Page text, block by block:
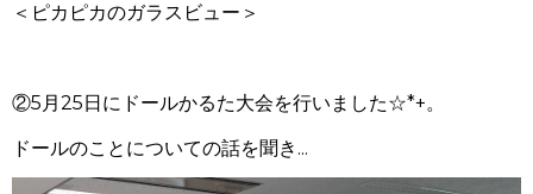
＜ピカピカのガラスビュー＞
②5月25日にドールかるた大会を行いました☆*+。
ドールのことについての話を聞き...